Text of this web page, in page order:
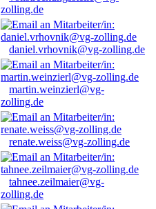
zolling.de
daniel.vrhovnik@vg-zolling.de
martin.weinzierl@vg-
zolling.de
renate.weiss@vg-zolling.de
tahnee.zeilmaier@vg-
zolling.de